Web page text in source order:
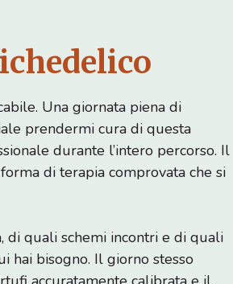
Una giornata piena di
prendermi cura di questa
durante l’intero percorso. Il
di terapia comprovata che si
di quali schemi incontri e di quali
hai bisogno. Il giorno stesso